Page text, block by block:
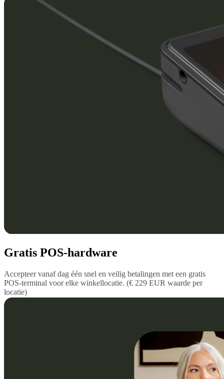
Gratis POS-hardware
Accepteer vanaf dag één snel en veilig betalingen met een gratis
POS-terminal voor elke winkellocatie. (€ 229 EUR waarde per
locatie)